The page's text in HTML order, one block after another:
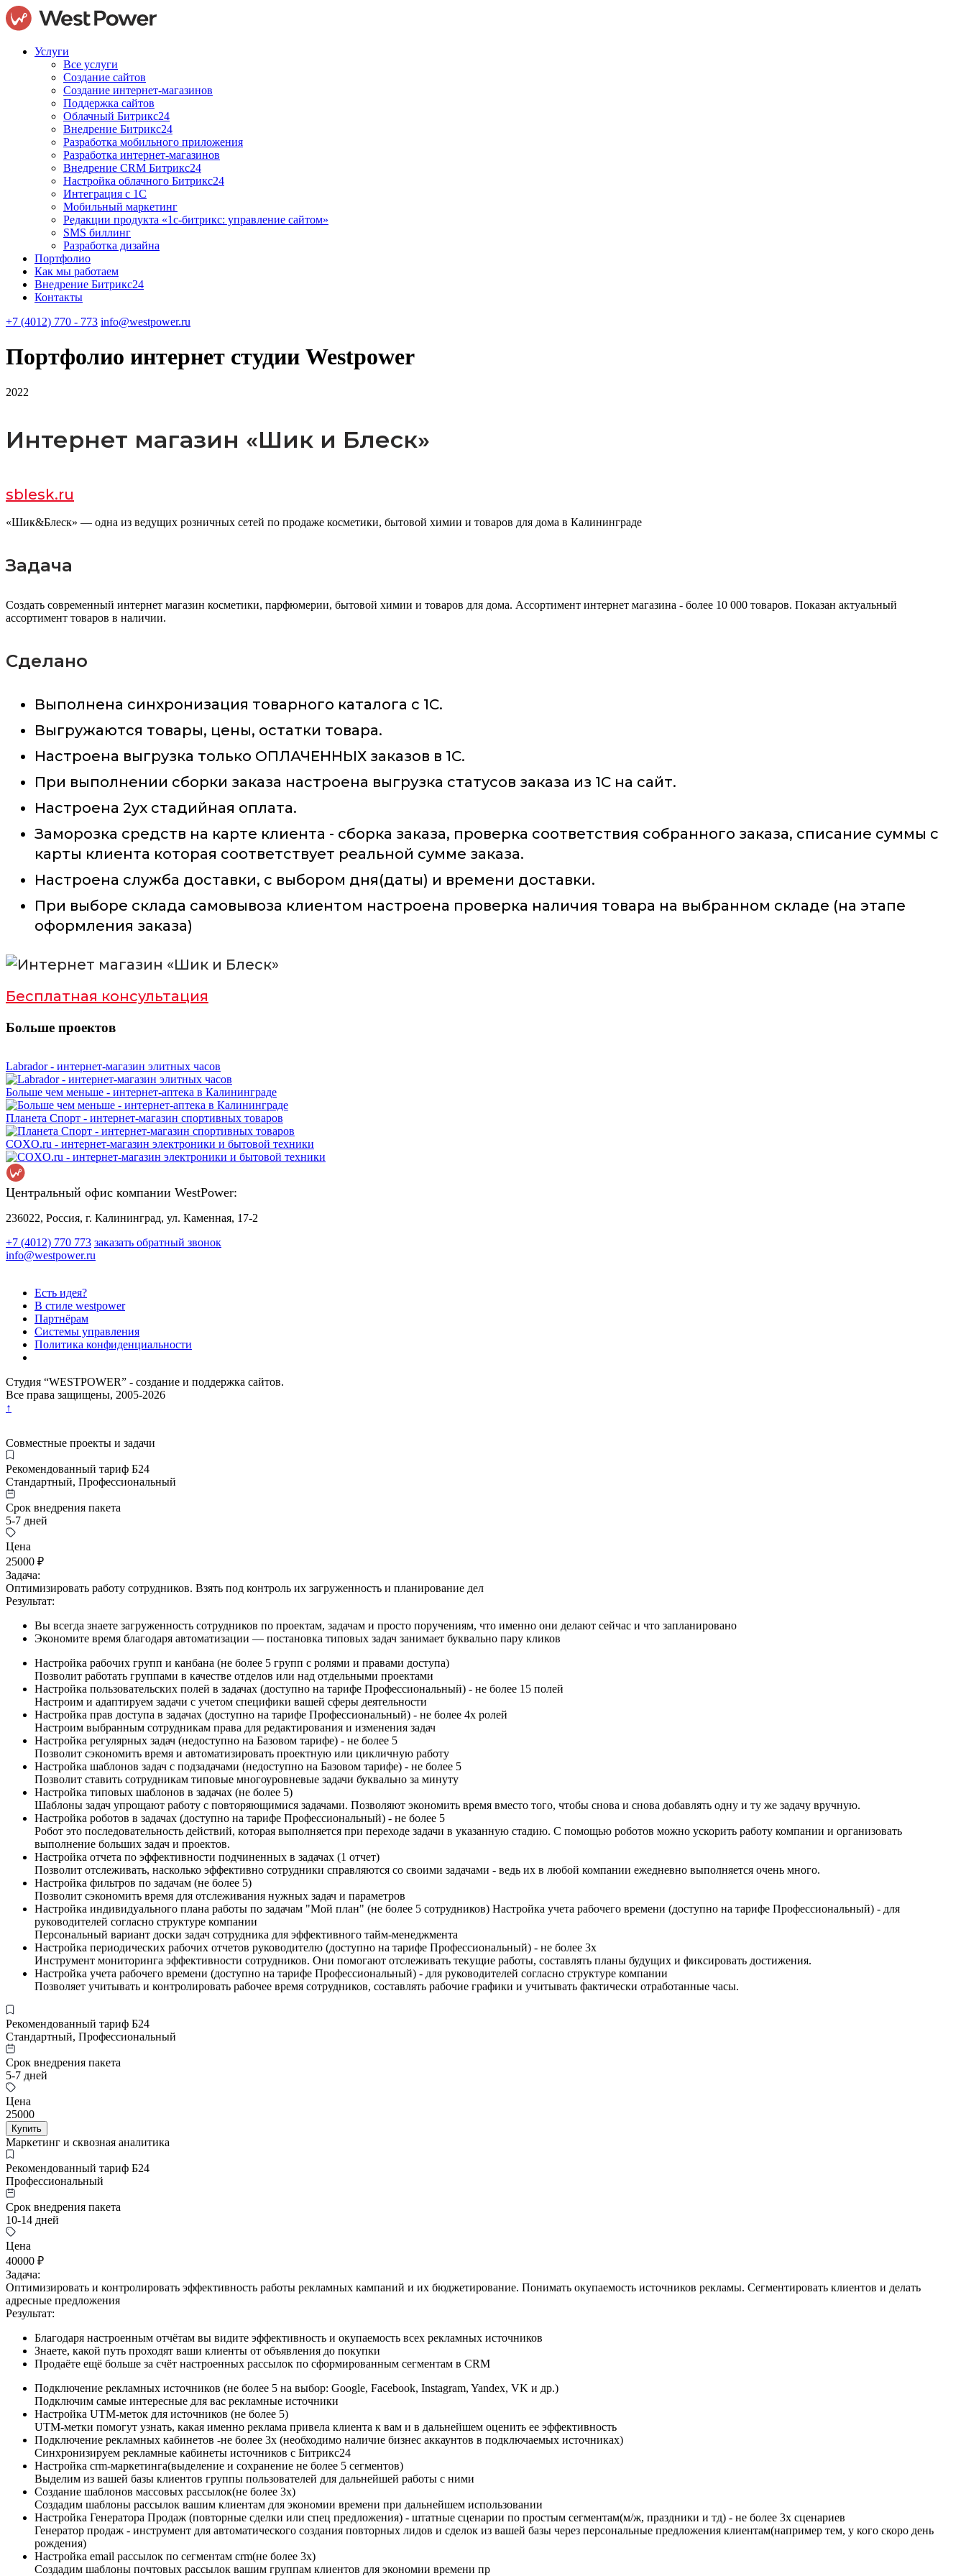
Услуги
Все услуги
Создание сайтов
Создание интернет-магазинов
Поддержка сайтов
Облачный Битрикс24
Внедрение Битрикс24
Разработка мобильного приложения
Разработка интернет-магазинов
Внедрение CRM Битрикс24
Настройка облачного Битрикс24
Интеграция с 1С
Мобильный маркетинг
Редакции продукта «1с-битрикс: управление сайтом»
SMS биллинг
Разработка дизайна
Портфолио
Как мы работаем
Внедрение Битрикс24
Контакты
+7 (4012) 770 - 773 info@westpower.ru
Портфолио интернет студии Westpower
2022
Интернет магазин «Шик и Блеск»
sblesk.ru
«Шик&Блеск» — одна из ведущих розничных сетей по продаже косметики, бытовой химии и товаров для дома в Калининграде
Задача
Создать современный интернет магазин косметики, парфюмерии, бытовой химии и товаров для дома. Ассортимент интернет магазина - более 10 000 товаров. Показан актуальный
ассортимент товаров в наличии.
Сделано
Выполнена синхронизация товарного каталога с 1С.
Выгружаются товары, цены, остатки товара.
Настроена выгрузка только ОПЛАЧЕННЫХ заказов в 1С.
При выполнении сборки заказа настроена выгрузка статусов заказа из 1С на сайт.
Настроена 2ух стадийная оплата.
Заморозка средств на карте клиента - сборка заказа, проверка соответствия собранного заказа, списание суммы с
карты клиента которая соответствует реальной сумме заказа.
Настроена служба доставки, с выбором дня(даты) и времени доставки.
При выборе склада самовывоза клиентом настроена проверка наличия товара на выбранном складе (на этапе
оформления заказа)
Бесплатная консультация
Больше проектов
Labrador - интернет-магазин элитных часов
Больше чем меньше - интернет-аптека в Калининграде
Планета Спорт - интернет-магазин спортивных товаров
СOXO.ru - интернет-магазин электроники и бытовой техники
Центральный офис компании WestPower:
236022, Россия, г. Калининград, ул. Каменная, 17-2
+7 (4012) 770 773 заказать обратный звонок
info@westpower.ru
Есть идея?
В стиле westpower
Партнёрам
Системы управления
Политика конфиденциальности
Студия “WESTPOWER” - создание и поддержка сайтов.
Все права защищены, 2005-2026
↑
Совместные проекты и задачи
Рекомендованный тариф Б24
Стандартный, Профессиональный
Срок внедрения пакета
5-7 дней
Цена
25000 ₽
Задача:
Оптимизировать работу сотрудников. Взять под контроль их загруженность и планирование дел
Результат:
Вы всегда знаете загруженность сотрудников по проектам, задачам и просто поручениям, что именно они делают сейчас и что запланировано
Экономите время благодаря автоматизации — постановка типовых задач занимает буквально пару кликов
Настройка рабочих групп и канбана (не более 5 групп с ролями и правами доступа)
Позволит работать группами в качестве отделов или над отдельными проектами
Настройка пользовательских полей в задачах (доступно на тарифе Профессиональный) - не более 15 полей
Настроим и адаптируем задачи с учетом специфики вашей сферы деятельности
Настройка прав доступа в задачах (доступно на тарифе Профессиональный) - не более 4х ролей
Настроим выбранным сотрудникам права для редактирования и изменения задач
Настройка регулярных задач (недоступно на Базовом тарифе) - не более 5
Позволит сэкономить время и автоматизировать проектную или цикличную работу
Настройка шаблонов задач с подзадачами (недоступно на Базовом тарифе) - не более 5
Позволит ставить сотрудникам типовые многоуровневые задачи буквально за минуту
Настройка типовых шаблонов в задачах (не более 5)
Шаблоны задач упрощают работу с повторяющимися задачами. Позволяют экономить время вместо того, чтобы снова и снова добавлять одну и ту же задачу вручную.
Настройка роботов в задачах (доступно на тарифе Профессиональный) - не более 5
Робот это последовательность действий, которая выполняется при переходе задачи в указанную стадию. С помощью роботов можно ускорить работу компании и организовать
выполнение больших задач и проектов.
Настройка отчета по эффективности подчиненных в задачах (1 отчет)
Позволит отслеживать, насколько эффективно сотрудники справляются со своими задачами - ведь их в любой компании ежедневно выполняется очень много.
Настройка фильтров по задачам (не более 5)
Позволит сэкономить время для отслеживания нужных задач и параметров
Настройка индивидуального плана работы по задачам "Мой план" (не более 5 сотрудников) Настройка учета рабочего времени (доступно на тарифе Профессиональный) - для
руководителей согласно структуре компании
Персональный вариант доски задач сотрудника для эффективного тайм-менеджмента
Настройка периодических рабочих отчетов руководителю (доступно на тарифе Профессиональный) - не более 3х
Инструмент мониторинга эффективности сотрудников. Они помогают отслеживать текущие работы, составлять планы будущих и фиксировать достижения.
Настройка учета рабочего времени (доступно на тарифе Профессиональный) - для руководителей согласно структуре компании
Позволяет учитывать и контролировать рабочее время сотрудников, составлять рабочие графики и учитывать фактически отработанные часы.
Рекомендованный тариф Б24
Стандартный, Профессиональный
Срок внедрения пакета
5-7 дней
Цена
25000
Купить
Маркетинг и сквозная аналитика
Рекомендованный тариф Б24
Профессиональный
Срок внедрения пакета
10-14 дней
Цена
40000 ₽
Задача:
Оптимизировать и контролировать эффективность работы рекламных кампаний и их бюджетирование. Понимать окупаемость источников рекламы. Сегментировать клиентов и делать
адресные предложения
Результат:
Благодаря настроенным отчётам вы видите эффективность и окупаемость всех рекламных источников
Знаете, какой путь проходят ваши клиенты от объявления до покупки
Продаёте ещё больше за счёт настроенных рассылок по сформированным сегментам в CRM
Подключение рекламных источников (не более 5 на выбор: Google, Facebook, Instagram, Yandex, VK и др.)
Подключим самые интересные для вас рекламные источники
Настройка UTM-меток для источников (не более 5)
UTM-метки помогут узнать, какая именно реклама привела клиента к вам и в дальнейшем оценить ее эффективность
Подключение рекламных кабинетов​​ -не более 3х (необходимо наличие бизнес аккаунтов в подключаемых источниках)
Синхронизируем рекламные кабинеты источников с Битрикс24
Настройка crm-маркетинга(выделение и сохранение не более 5 сегментов)
Выделим из вашей базы клиентов группы пользователей для дальнейшей работы с ними
Создание шаблонов массовых рассылок(не более 3х)​
Создадим шаблоны рассылок вашим клиентам для экономии времени при дальнейшем использовании
Настройка Генератора Продаж (повторные сделки или спец предложения) - штатные сценарии по простым сегментам(м/ж, праздники и тд) - не более 3х сценариев
Генератор продаж - инструмент для автоматического создания повторных лидов и сделок из вашей базы через персональные предложения клиентам(например тем, у кого скоро день
рождения)
Настройка email рассылок по сегментам crm(не более 3х)
Создадим шаблоны почтовых рассылок вашим группам клиентов для экономии времени пр